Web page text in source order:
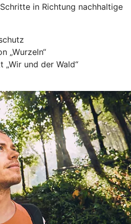
in Richtung nachhaltige
„Wurzeln“
und der Wald“